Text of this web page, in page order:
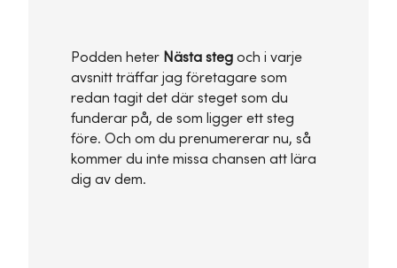
Podden heter Nästa steg och i varje
avsnitt träffar jag företagare som
redan tagit det där steget som du
funderar på, de som ligger ett steg
före. Och om du prenumererar nu, så
kommer du inte missa chansen att lära
dig av dem.